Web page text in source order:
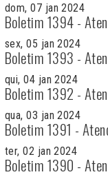
dom, 07 jan 2024
Boletim 1394 -
sex, 05 jan 2024
Boletim 1393 -
qui, 04 jan 2024
Boletim 1392 -
qua, 03 jan 2024
Boletim 1391 -
ter, 02 jan 2024
Boletim 1390 -